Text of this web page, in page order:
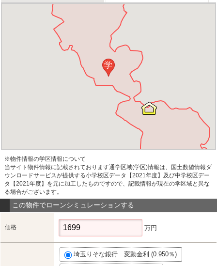
学
※物件情報の学区情報について
当サイト物件情報に記載されております通学区域(学区)情報は、国土数値情報ダ
ウンロードサービスが提供する小学校区データ【2021年度】及び中学校区デー
タ【2021年度】を元に加工したものですので、記載情報が現在の学区域と異な
る場合がございます。
この物件でローンシミュレーションする
価格 万円
埼玉りそな銀行 変動金利 (0.950％)